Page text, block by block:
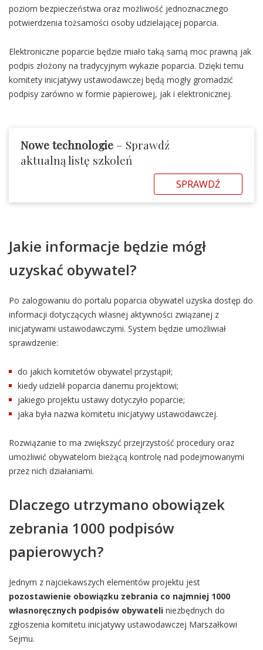
poziom bezpieczeństwa oraz możliwość jednoznacznego
potwierdzenia tożsamości osoby udzielającej poparcia.
Elektroniczne poparcie będzie miało taką samą moc prawną jak
podpis złożony na tradycyjnym wykazie poparcia. Dzięki temu
komitety inicjatywy ustawodawczej będą mogły gromadzić
podpisy zarówno w formie papierowej, jak i elektronicznej.
Nowe technologie – Sprawdź
aktualną listę szkoleń
SPRAWDŹ
Jakie informacje będzie mógł
uzyskać obywatel?
Po zalogowaniu do portalu poparcia obywatel uzyska dostęp do
informacji dotyczących własnej aktywności związanej z
inicjatywami ustawodawczymi. System będzie umożliwiał
sprawdzenie:
do jakich komitetów obywatel przystąpił;
kiedy udzielił poparcia danemu projektowi;
jakiego projektu ustawy dotyczyło poparcie;
jaka była nazwa komitetu inicjatywy ustawodawczej.
Rozwiązanie to ma zwiększyć przejrzystość procedury oraz
umożliwić obywatelom bieżącą kontrolę nad podejmowanymi
przez nich działaniami.
Dlaczego utrzymano obowiązek
zebrania 1000 podpisów
papierowych?
Jednym z najciekawszych elementów projektu jest
pozostawienie obowiązku zebrania co najmniej 1000
własnoręcznych podpisów obywateli niezbędnych do
zgłoszenia komitetu inicjatywy ustawodawczej Marszałkowi
Sejmu.